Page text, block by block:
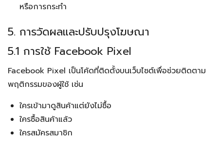
หรือการกระทำ
5. การวัดผลและปรับปรุงโฆษณา
5.1 การใช้ Facebook Pixel
Facebook Pixel เป็นโค้ดที่ติดตั้งบนเว็บไซต์เพื่อช่วยติดตาม
พฤติกรรมของผู้ใช้ เช่น
ใครเข้ามาดูสินค้าแต่ยังไม่ซื้อ
ใครซื้อสินค้าแล้ว
ใครสมัครสมาชิก